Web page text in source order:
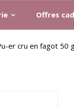
Offres
er cru en fagot 50